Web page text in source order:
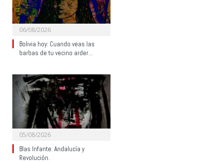
06/08/2026
Bolivia hoy: Cuando veas las
barbas de tu vecino arder…
05/08/2026
Blas Infante: Andalucía y
Revolución.